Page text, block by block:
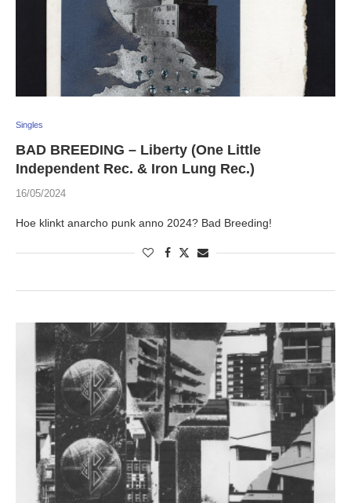
Singles
BAD BREEDING – Liberty (One Little
Independent Rec. & Iron Lung Rec.)
16/05/2024
Hoe klinkt anarcho punk anno 2024? Bad Breeding!